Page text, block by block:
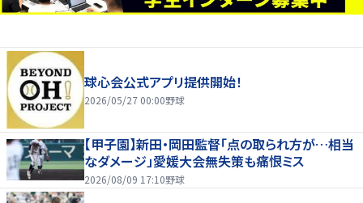
球心会公式アプリ提供開始！
2026/05/27 00:00野球
【甲子園】新田・岡田監督「点の取られ方が…相当
なダメージ」愛媛大会無失策も痛恨ミス
2026/08/09 17:10野球